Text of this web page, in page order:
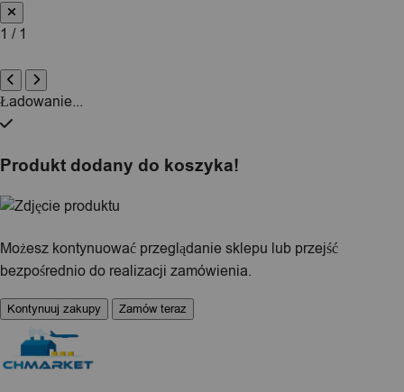
1 / 1
Ładowanie...
Produkt dodany do koszyka!
Możesz kontynuować przeglądanie sklepu lub przejść
bezpośrednio do realizacji zamówienia.
Kontynuuj zakupy Zamów teraz